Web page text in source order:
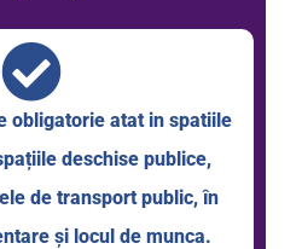
obligatorie atat in spatiile
deschise publice,
de transport public, în
și locul de munca.